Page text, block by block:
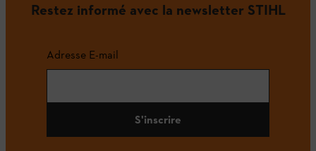
Restez informé avec la newsletter STIHL
Adresse E-mail
S'inscrire